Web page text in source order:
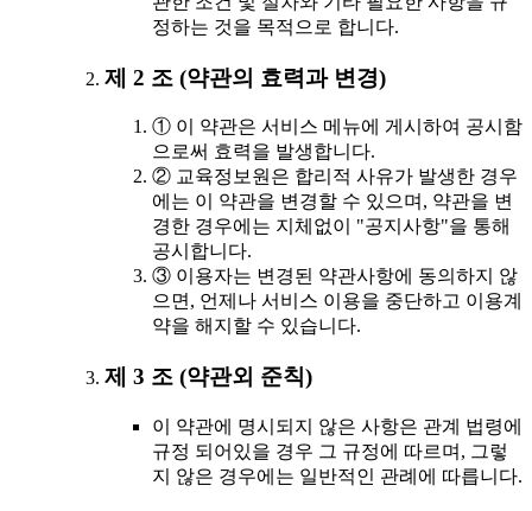
정하는 것을 목적으로 합니다.
제 2 조 (약관의 효력과 변경)
① 이 약관은 서비스 메뉴에 게시하여 공시함
으로써 효력을 발생합니다.
② 교육정보원은 합리적 사유가 발생한 경우
에는 이 약관을 변경할 수 있으며, 약관을 변
경한 경우에는 지체없이 "공지사항"을 통해
공시합니다.
③ 이용자는 변경된 약관사항에 동의하지 않
으면, 언제나 서비스 이용을 중단하고 이용계
약을 해지할 수 있습니다.
제 3 조 (약관외 준칙)
이 약관에 명시되지 않은 사항은 관계 법령에
규정 되어있을 경우 그 규정에 따르며, 그렇
지 않은 경우에는 일반적인 관례에 따릅니다.